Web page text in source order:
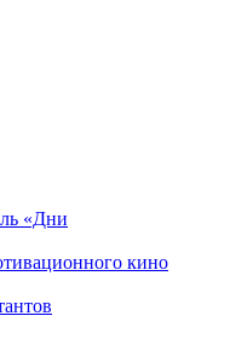
«Дни
кино